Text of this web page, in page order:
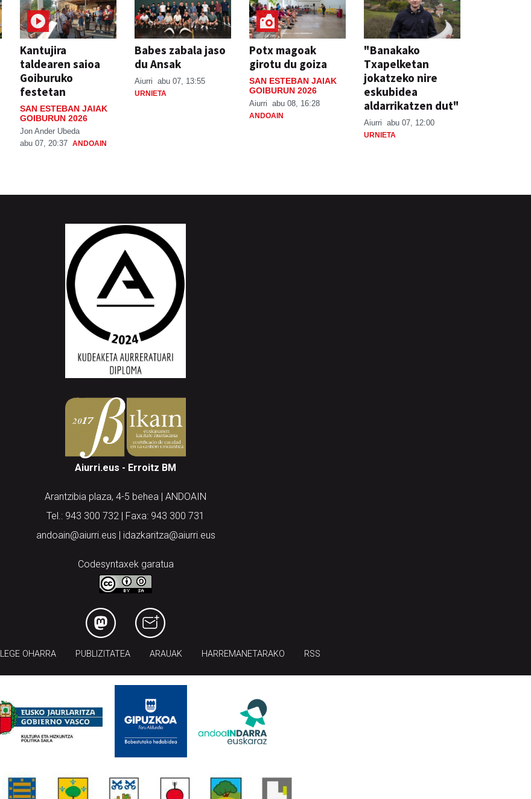
Kantujira
taldearen saioa
Goiburuko
festetan
SAN ESTEBAN JAIAK
GOIBURUN 2026
Jon Ander Ubeda
abu 07, 20:37 ANDOAIN
Babes zabala jaso
du Ansak
Aiurri abu 07, 13:55
URNIETA
Potx magoak
girotu du goiza
SAN ESTEBAN JAIAK
GOIBURUN 2026
Aiurri abu 08, 16:28
ANDOAIN
"Banakako
Txapelketan
jokatzeko nire
eskubidea
aldarrikatzen dut"
Aiurri abu 07, 12:00
URNIETA
Aiurri.eus - Erroitz BM
Arantzibia plaza, 4-5 behea | ANDOAIN
Tel.: 943 300 732 | Faxa: 943 300 731
andoain@aiurri.eus | idazkaritza@aiurri.eus
Codesyntaxek garatua
LEGE OHARRA PUBLIZITATEA ARAUAK HARREMANETARAKO RSS